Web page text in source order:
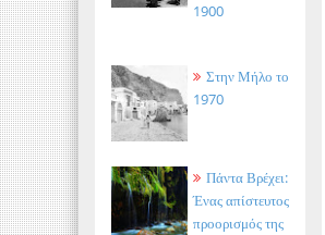
1900
Στην Μήλο το
1970
Πάντα Βρέχει:
Ένας απίστευτος
προορισμός της